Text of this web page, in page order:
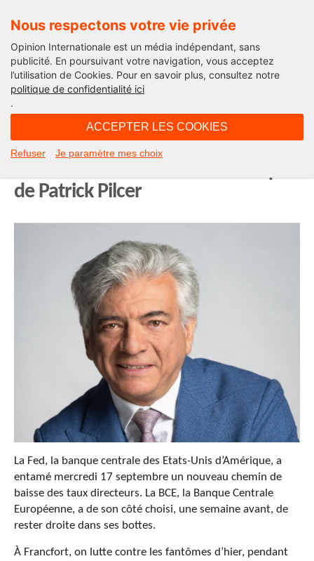
Nous respectons votre vie privée
Opinion Internationale est un média indépendant, sans
publicité. En poursuivant votre navigation, vous acceptez
l’utilisation de Cookies. Pour en savoir plus, consultez notre
politique de confidentialité ici
.
ACCEPTER LES COOKIES
Refuser Je paramètre mes choix
La chronique de Patrick Pilcer
BCE : quand la camisole monétaire
de Patrick Pilcer
La Fed, la banque centrale des Etats-Unis d’Amérique, a
entamé mercredi 17 septembre un nouveau chemin de
baisse des taux directeurs. La BCE, la Banque Centrale
Européenne, a de son côté choisi, une semaine avant, de
rester droite dans ses bottes.
À Francfort, on lutte contre les fantômes d’hier, pendant